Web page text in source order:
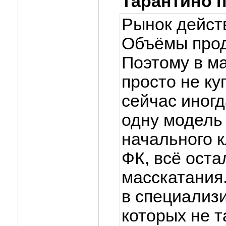
Рынок
Объёмы
Поэтому в
просто не
сейчас
одну
начального
ФК, всё
в
которых не